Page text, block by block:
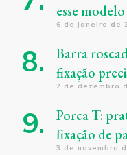
esse
6 de janeiro de
Barra
fixação
2 de dezembro
Porca T:
fixação de
3 de novembro